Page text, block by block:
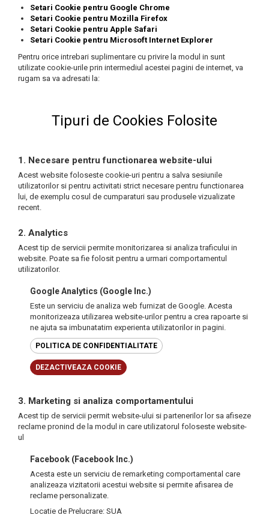
Setari Cookie pentru Google Chrome
Setari Cookie pentru Mozilla Firefox
Setari Cookie pentru Apple Safari
Setari Cookie pentru Microsoft Internet Explorer
Pentru orice intrebari suplimentare cu privire la modul in sunt
utilizate cookie-urile prin intermediul acestei pagini de internet, va
rugam sa va adresati la:
Tipuri de Cookies Folosite
1. Necesare pentru functionarea website-ului
Acest website foloseste cookie-uri pentru a salva sesiunile
utilizatorilor si pentru activitati strict necesare pentru functionarea
lui, de exemplu cosul de cumparaturi sau produsele vizualizate
recent.
2. Analytics
Acest tip de servicii permite monitorizarea si analiza traficului in
website. Poate sa fie folosit pentru a urmari comportamentul
utilizatorilor.
Google Analytics (Google Inc.)
Este un serviciu de analiza web furnizat de Google. Acesta
monitorizeaza utilizarea website-urilor pentru a crea rapoarte si
ne ajuta sa imbunatatim experienta utilizatorilor in pagini.
POLITICA DE CONFIDENTIALITATE
DEZACTIVEAZA COOKIE
3. Marketing si analiza comportamentului
Acest tip de servicii permit website-ului si partenerilor lor sa afiseze
reclame pronind de la modul in care utilizatorul foloseste website-
ul
Facebook (Facebook Inc.)
Acesta este un serviciu de remarketing comportamental care
analizeaza vizitatorii acestui website si permite afisarea de
reclame personalizate.
Locatie de Prelucrare: SUA